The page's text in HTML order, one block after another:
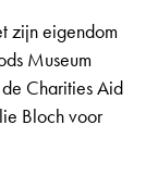
zijn eigendom
Museum
Charities Aid
Bloch voor